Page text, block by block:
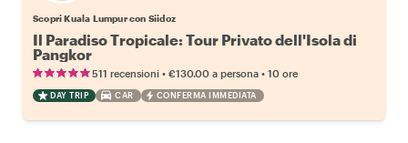
Scopri Kuala Lumpur con Siidoz
Il Paradiso Tropicale: Tour Privato dell'Isola di
Pangkor
511 recensioni • €130.00 a persona • 10 ore
DAY TRIP CAR CONFERMA IMMEDIATA